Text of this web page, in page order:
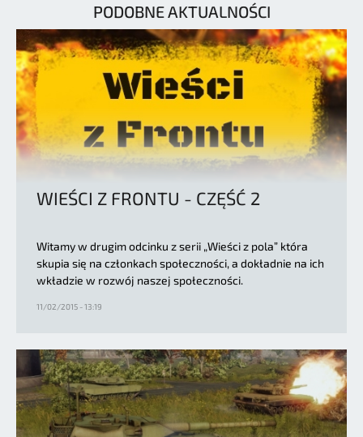
PODOBNE AKTUALNOŚCI
WIEŚCI Z FRONTU - CZĘŚĆ 2
Witamy w drugim odcinku z serii „Wieści z pola” która
skupia się na członkach społeczności, a dokładnie na ich
wkładzie w rozwój naszej społeczności.
11/02/2015 - 13:19